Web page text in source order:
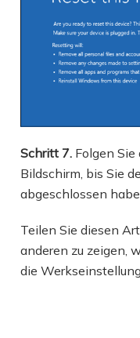
Schritt 7. Folgen
Bildschirm, bis Sie
abgeschlossen
Teilen Sie diesen
anderen zu zeigen,
die